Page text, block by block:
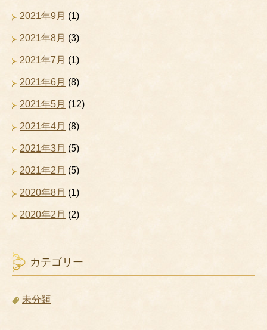
2021年9月 (1)
2021年8月 (3)
2021年7月 (1)
2021年6月 (8)
2021年5月 (12)
2021年4月 (8)
2021年3月 (5)
2021年2月 (5)
2020年8月 (1)
2020年2月 (2)
カテゴリー
未分類